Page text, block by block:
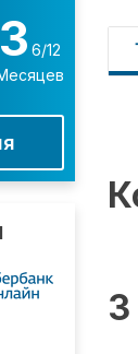
3 6/12